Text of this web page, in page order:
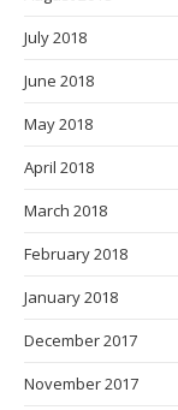
July 2018
June 2018
May 2018
April 2018
March 2018
February 2018
January 2018
December 2017
November 2017